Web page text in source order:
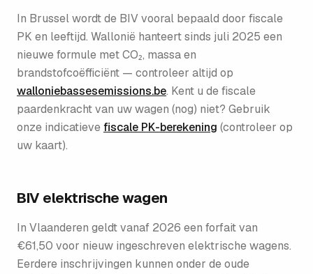
In Brussel wordt de BIV vooral bepaald door fiscale
PK en leeftijd. Wallonië hanteert sinds juli 2025 een
nieuwe formule met CO₂, massa en
brandstofcoëfficiënt — controleer altijd op
walloniebassesemissions.be. Kent u de fiscale
paarden­kracht van uw wagen (nog) niet? Gebruik
onze indicatievefiscale PK-berekening (controleer op
uw kaart).
BIV elektrische wagen
In Vlaanderen geldt vanaf 2026 een forfait van
€61,50 voor nieuw ingeschreven elektrische wagens.
Eerdere inschrijvingen kunnen onder de oude